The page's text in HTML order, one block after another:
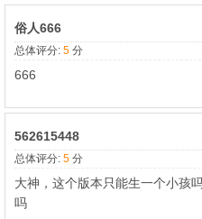
俗人666
总体评分: 5 分
666
562615448
总体评分: 5 分
大神，这个版本只能生一个小孩
吗